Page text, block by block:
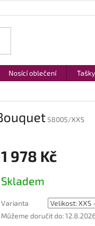
Nosící oblečení
58005/XXS
1 978 Kč
cena:
Skladem
Varianta
Můžeme doručit do: